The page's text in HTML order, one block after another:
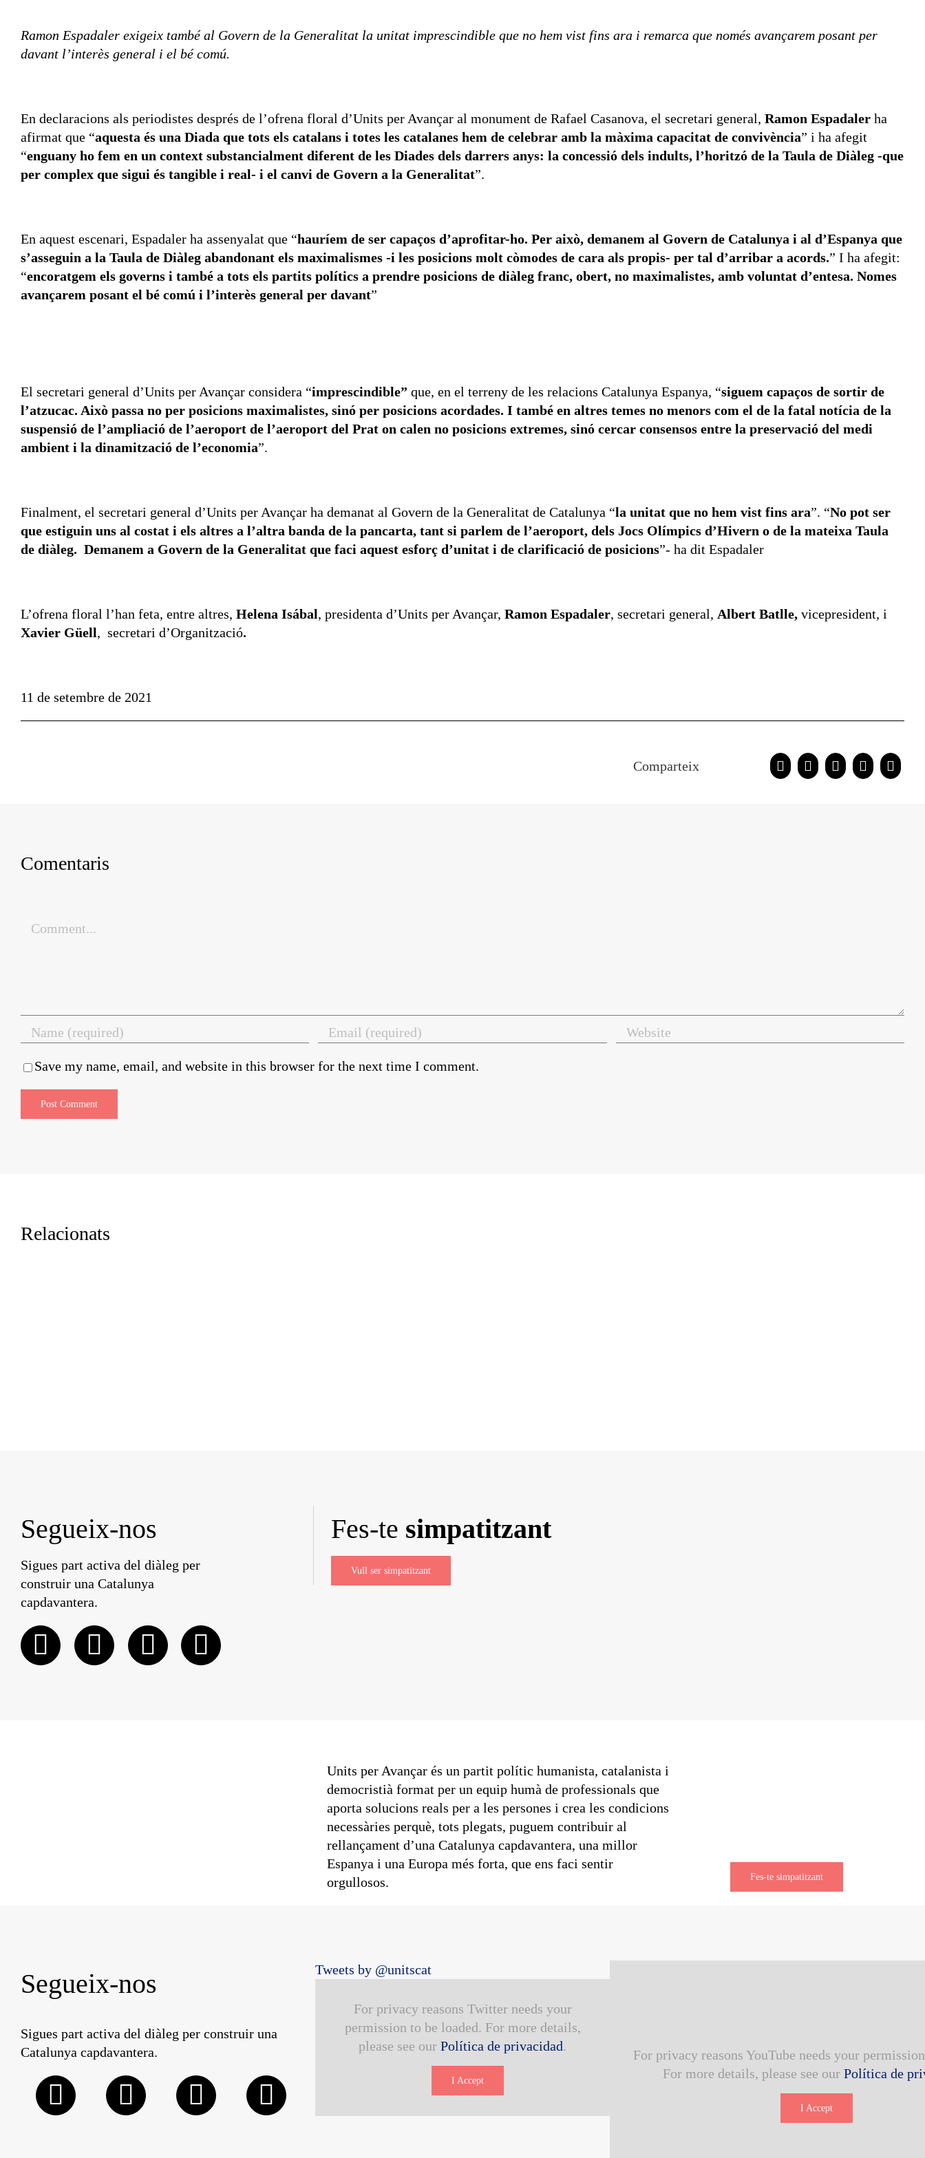
Ramon Espadaler exigeix també al Govern de la Generalitat la unitat imprescindible que no hem vist fins ara i remarca que només avançarem posant per
davant l’interès general i el bé comú.
En declaracions als periodistes després de l’ofrena floral d’Units per Avançar al monument de Rafael Casanova, el secretari general, Ramon Espadalerha
afirmat que “aquesta és una Diada que tots els catalans i totes les catalanes hem de celebrar amb la màxima capacitat de convivència” i ha afegit
“enguany ho fem en un context substancialment diferent de les Diades dels darrers anys: la concessió dels indults, l’horitzó de la Taula de Diàleg -que
per complex que sigui és tangible i real- i el canvi de Govern a la Generalitat”.
En aquest escenari, Espadaler ha assenyalat que “hauríem de ser capaços d’aprofitar-ho. Per això, demanem al Govern de Catalunya i al d’Espanya que
s’asseguin a la Taula de Diàleg abandonant els maximalismes -i les posicions molt còmodes de cara als propis- per tal d’arribar a acords.” I ha afegit:
“encoratgem els governs i també a tots els partits polítics a prendre posicions de diàleg franc, obert, no maximalistes, amb voluntat d’entesa. Nomes
avançarem posant el bé comú i l’interès general per davant”
El secretari general d’Units per Avançar considera “imprescindible” que, en el terreny de les relacions Catalunya Espanya, “siguem capaços de sortir de
l’atzucac. Això passa no per posicions maximalistes, sinó per posicions acordades. I també en altres temes no menors com el de la fatal notícia de la
suspensió de l’ampliació de l’aeroport de l’aeroport del Prat on calen no posicions extremes, sinó cercar consensos entre la preservació del medi
ambient i la dinamització de l’economia”.
Finalment, el secretari general d’Units per Avançar ha demanat al Govern de la Generalitat de Catalunya “la unitat que no hem vist fins ara”. “No pot ser
que estiguin uns al costat i els altres a l’altra banda de la pancarta, tant si parlem de l’aeroport, dels Jocs Olímpics d’Hivern o de la mateixa Taula
de diàleg. Demanem a Govern de la Generalitat que faci aquest esforç d’unitat i de clarificació de posicions”- ha dit Espadaler
L’ofrena floral l’han feta, entre altres, Helena Isábal, presidenta d’Units per Avançar, Ramon Espadaler, secretari general, Albert Batlle, vicepresident, i
Xavier Güell, secretari d’Organització.
11 de setembre de 2021
Comparteix
Comentaris
Comment
Save my name, email, and website in this browser for the next time I comment.
Relacionats
Segueix-nos
Sigues part activa del diàleg per
construir una Catalunya
capdavantera.
Fes-te simpatitzant
Vull ser simpatitzant
Units per Avançar és un partit polític humanista, catalanista i
democristià format per un equip humà de professionals que
aporta solucions reals per a les persones i crea les condicions
necessàries perquè, tots plegats, puguem contribuir al
rellançament d’una Catalunya capdavantera, una millor
Espanya i una Europa més forta, que ens faci sentir
orgullosos.
Fes-te simpatitzant
Segueix-nos
Sigues part activa del diàleg per construir una
Catalunya capdavantera.
Tweets by @unitscat
For privacy reasons Twitter needs your
permission to be loaded. For more details,
please see our Política de privacidad.
I Accept
For privacy reasons YouTube needs your
For more details, please see our Política de
I Accept